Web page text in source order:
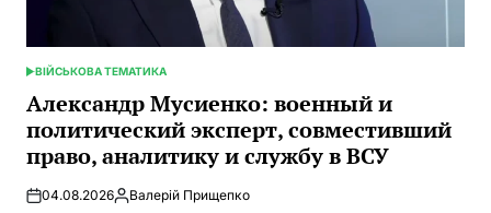
ОПУБЛИКОВАНО
ВІЙСЬКОВА ТЕМАТИКА
Александр Мусиенко: военный и
политический эксперт, совместивший
право, аналитику и службу в ВСУ
04.08.2026Запись
Валерій Прищепко